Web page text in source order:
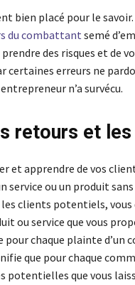
bien placé pour le
du combattantsemé
des risques et de
certaines erreurs ne
n’a survécu.
retours et
et apprendre de vos
service ou un produit
clients potentiels, vous
ou service que vous
pour chaque plainte
que pour chaque
potentielles que vous